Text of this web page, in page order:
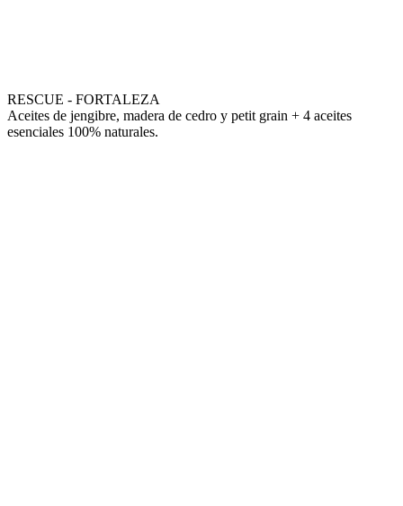
RESCUE - FORTALEZA
Aceites de jengibre, madera de cedro y petit grain + 4 aceites
esenciales 100% naturales.